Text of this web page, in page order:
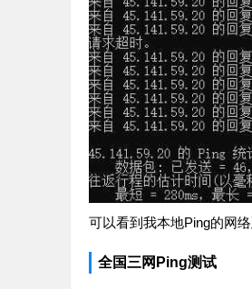
可以看到我本地Ping的网
全国三网Ping测试